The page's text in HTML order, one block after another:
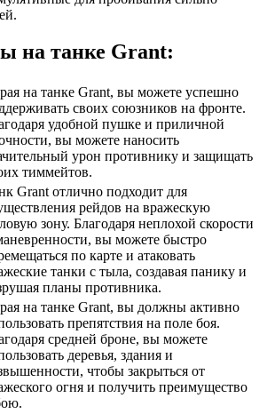
на танке Grant:
на танке Grant, вы можете успешно
своих союзников на фронте.
удобной пушке и приличной
вы можете наносить
урон противнику и защищать
тиммейтов.
Grant отлично подходит для
рейдов на вражескую
зону. Благодаря неплохой скорости
вы можете быстро
по карте и атаковать
танки с тыла, создавая панику и
планы противника.
на танке Grant, вы должны активно
препятствия на поле боя.
средней броне, вы можете
деревья, здания и
чтобы закрыться от
огня и получить преимущество